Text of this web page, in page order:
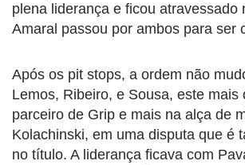
plena liderança e ficou atravessado
Amaral passou por ambos para ser
Após os pit stops, a ordem não
Lemos, Ribeiro, e Sousa, este mais
parceiro de Grip e mais na alça de
Kolachinski, em uma disputa que é
no título. A liderança ficava com